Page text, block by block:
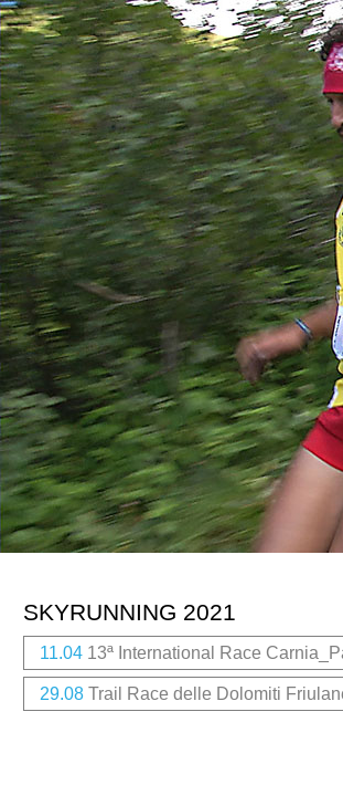
SKYRUNNING 2021
11.04 13ª International Race
29.08 Trail Race delle Dolomiti